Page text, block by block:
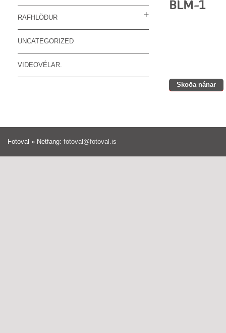
Skoða nánar
RAFHLÖÐUR
UNCATEGORIZED
VIDEOVÉLAR.
Fotoval » Netfang: fotoval@fotoval.is